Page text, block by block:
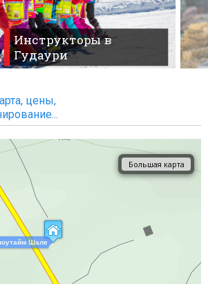
Инструкторы в
Гудаури
цены,